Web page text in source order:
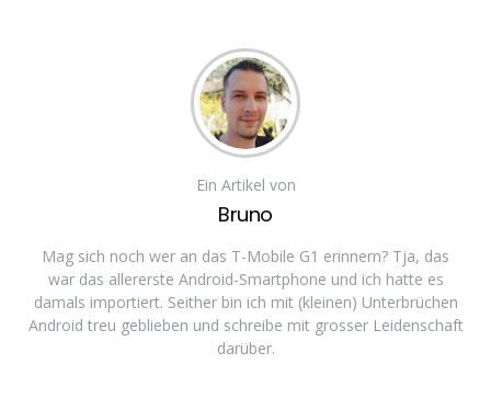
Ein Artikel von
Bruno
Mag sich noch wer an das T-Mobile G1 erinnern? Tja, das
war das allererste Android-Smartphone und ich hatte es
damals importiert. Seither bin ich mit (kleinen) Unterbrüchen
Android treu geblieben und schreibe mit grosser Leidenschaft
darüber.